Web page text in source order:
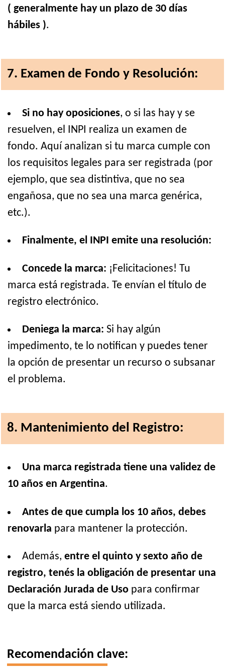
( generalmente hay un plazo de 30 días
hábiles ).
7. Examen de Fondo y Resolución:
Si no hay oposiciones, o si las hay y se
resuelven, el INPI realiza un examen de
fondo. Aquí analizan si tu marca cumple con
los requisitos legales para ser registrada (por
ejemplo, que sea distintiva, que no sea
engañosa, que no sea una marca genérica,
etc.).
Finalmente, el INPI emite una resolución:
Concede la marca: ¡Felicitaciones! Tu
marca está registrada. Te envían el título de
registro electrónico.
Deniega la marca: Si hay algún
impedimento, te lo notifican y puedes tener
la opción de presentar un recurso o subsanar
el problema.
8. Mantenimiento del Registro:
Una marca registrada tiene una validez de
10 años en Argentina.
Antes de que cumpla los 10 años, debes
renovarla para mantener la protección.
Además,entre el quinto y sexto año de
registro, tenés la obligación de presentar una
Declaración Jurada de Uso para confirmar
que la marca está siendo utilizada.
Recomendación clave: